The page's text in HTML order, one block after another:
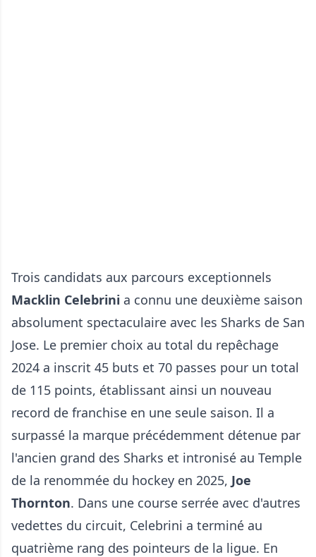
Trois candidats aux parcours exceptionnels
Macklin Celebrini a connu une deuxième saison
absolument spectaculaire avec les Sharks de San
Jose. Le premier choix au total du repêchage
2024 a inscrit 45 buts et 70 passes pour un total
de 115 points, établissant ainsi un nouveau
record de franchise en une seule saison. Il a
surpassé la marque précédemment détenue par
l'ancien grand des Sharks et intronisé au Temple
de la renommée du hockey en 2025, Joe
Thornton. Dans une course serrée avec d'autres
vedettes du circuit, Celebrini a terminé au
quatrième rang des pointeurs de la ligue. En